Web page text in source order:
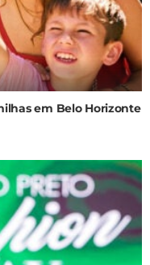
em Belo Horizonte